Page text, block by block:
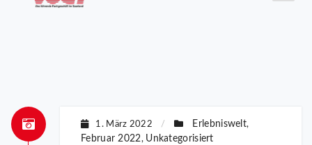
1. März 2022 / Erlebniswelt,
Februar 2022, Unkategorisiert